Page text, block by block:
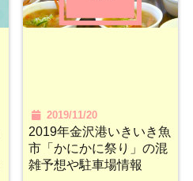
2019/11/20
2019年金沢港いきいき魚
市「かにかに祭り」の混
雑予想や駐車場情報